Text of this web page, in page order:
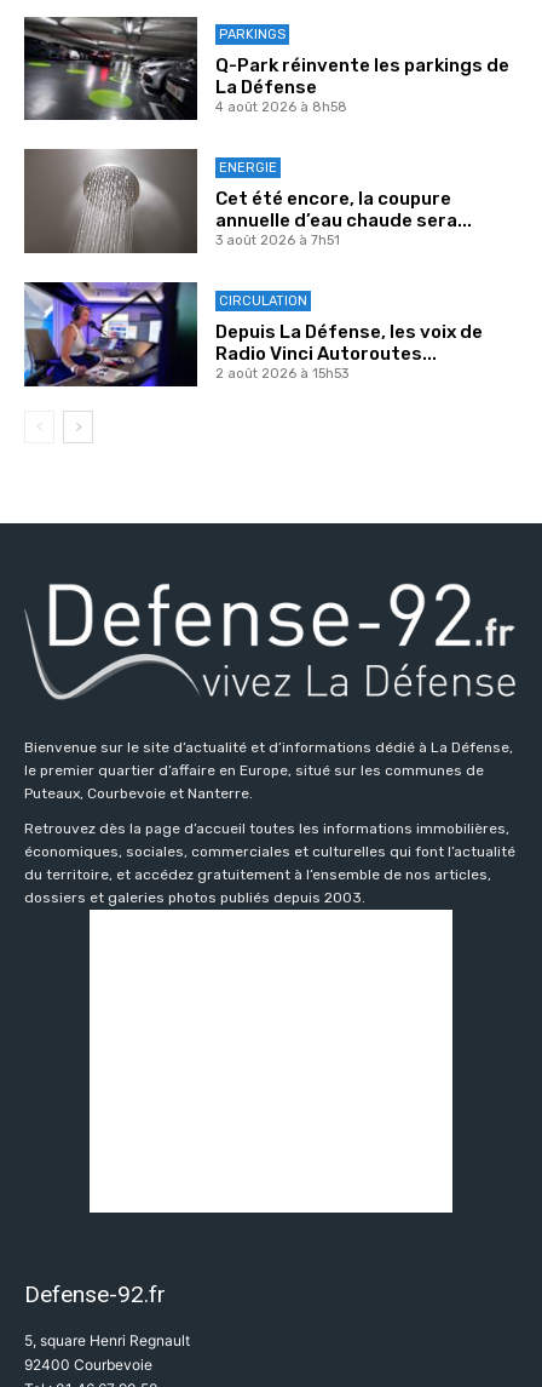
PARKINGS
Q-Park réinvente les parkings de
La Défense
4 août 2026 à 8h58
ENERGIE
Cet été encore, la coupure
annuelle d’eau chaude sera...
3 août 2026 à 7h51
CIRCULATION
Depuis La Défense, les voix de
Radio Vinci Autoroutes...
2 août 2026 à 15h53
Bienvenue sur le site d’actualité et d’informations dédié à La Défense,
le premier quartier d’affaire en Europe, situé sur les communes de
Puteaux, Courbevoie et Nanterre.
Retrouvez dès la page d’accueil toutes les informations immobilières,
économiques, sociales, commerciales et culturelles qui font l’actualité
du territoire, et accédez gratuitement à l’ensemble de nos articles,
dossiers et galeries photos publiés depuis 2003.
Defense-92.fr
5, square Henri Regnault
92400 Courbevoie